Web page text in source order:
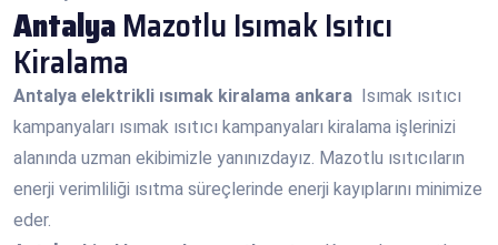
AntalyaMazotlu Isımak Isıtıcı
Kiralama
Antalya elektrikli ısımak kiralama ankara
Isımak ısıtıcı
kampanyaları ısımak ısıtıcı kampanyaları kiralama işlerinizi
alanında uzman ekibimizle yanınızdayız. Mazotlu ısıtıcıların
enerji verimliliği ısıtma süreçlerinde enerji kayıplarını minimize
eder.